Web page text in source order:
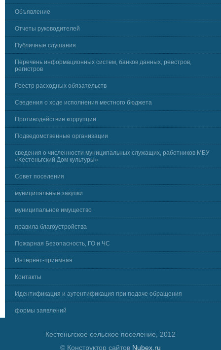
Объявление
Отчеты руководителей
Публичные слушания
Перечень информационных систем, банков данных, реестров,
регистров
Реестр расходных обязательств
Сведения о ходе исполнения местного бюджета
Противодействие коррупции
Подведомственные организации
сведения о численности муниципальных служащих, работников МБУ
«Кестеньгский Дом культуры»
Совет поселения
муниципальные закупки
муниципальное имущество
правила благоустройства
Пожарная Безопасность, ГО и ЧС
Интернет-приёмная
Контакты
Идентификация и аутентификация при подаче обращения
формы заявлений
Кестеньгское сельское поселение, 2012
© Конструктор сайтов Nubex.ru